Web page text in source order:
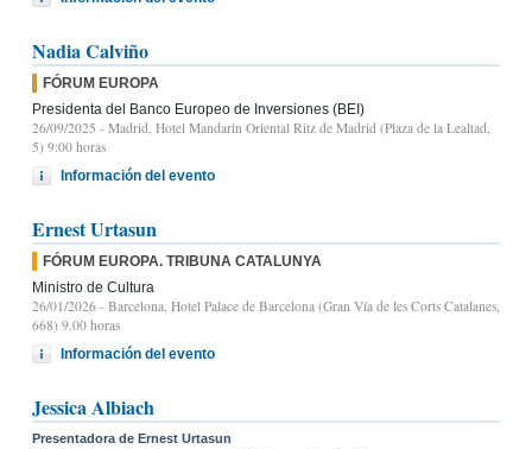
Nadia Calviño
FÓRUM EUROPA
Presidenta del Banco Europeo de Inversiones (BEI)
26/09/2025 - Madrid, Hotel Mandarin Oriental Ritz de Madrid (Plaza de la Lealtad,
5) 9:00 horas
Información del evento
Ernest Urtasun
FÓRUM EUROPA. TRIBUNA CATALUNYA
Ministro de Cultura
26/01/2026 - Barcelona, Hotel Palace de Barcelona (Gran Vía de les Corts Catalanes,
668) 9.00 horas
Información del evento
Jessica Albiach
Presentadora de Ernest Urtasun